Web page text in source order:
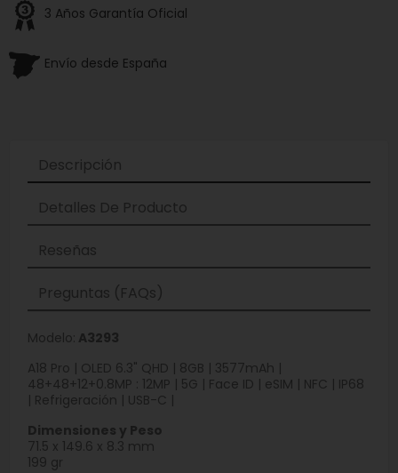
3 Años Garantía Oficial
Envío desde España
Descripción
Detalles De Producto
Reseñas
Preguntas (FAQs)
Modelo: A3293
A18 Pro | OLED 6.3" QHD | 8GB | 3577mAh |
48+48+12+0.8MP : 12MP | 5G | Face ID | eSIM | NFC | IP68
| Refrigeración | USB-C |
Dimensiones y Peso
71.5 x 149.6 x 8.3 mm
199 gr